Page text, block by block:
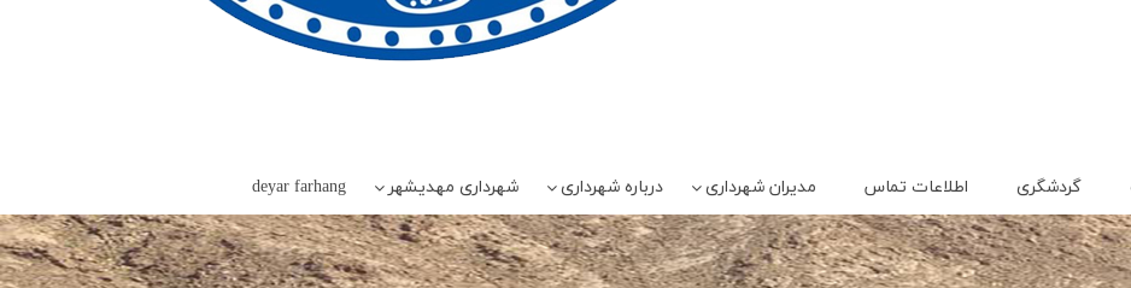
deyar farhang شهرداری مهدیشهر درباره شهرداری مدیران شهرداری اطلاعات تماس گردشگری